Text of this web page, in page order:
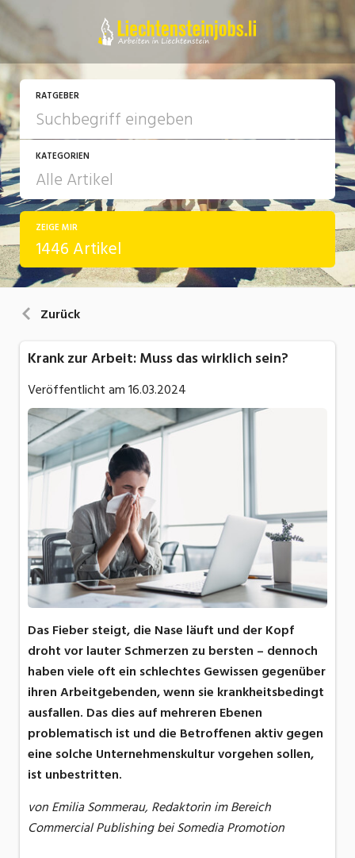
RATGEBER
KATEGORIEN
Arbeit
Ausbildung / Weiterbildung
ZEIGE MIR
1446 Artikel
Zurück
Krank zur Arbeit: Muss das wirklich sein?
Veröffentlicht am16.03.2024
Das Fieber steigt, die Nase läuft und der Kopf
droht vor lauter Schmerzen zu bersten – dennoch
haben viele oft ein schlechtes Gewissen gegenüber
ihren Arbeitgebenden, wenn sie krankheitsbedingt
ausfallen. Das dies auf mehreren Ebenen
problematisch ist und die Betroffenen aktiv gegen
eine solche Unternehmenskultur vorgehen sollen,
ist unbestritten.
von Emilia Sommerau, Redaktorin im Bereich
Commercial Publishing bei Somedia Promotion